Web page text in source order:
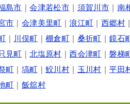
島市 ｜会津若松市 須賀川市 南
市 会津美里町 ｜浪江町 西郷村
川俣町 ｜棚倉町 桑折町 ｜鏡石
見町 ｜北塩原村 ｜西会津町 ｜磐梯
町 塙町 ｜鮫川村 玉川村 ｜平田
町 飯舘村